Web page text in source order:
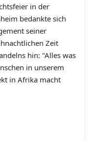
in der
bedankte sich
seiner
Zeit
hin: "Alles was
in unserem
in Afrika macht